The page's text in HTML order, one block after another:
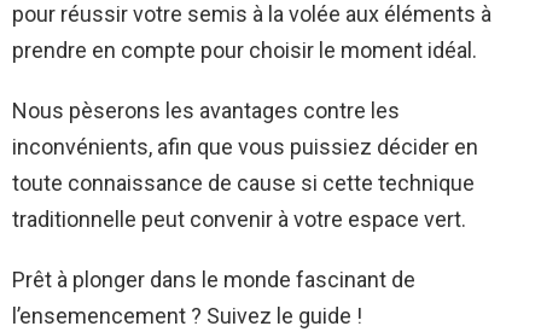
pour réussir votre semis à la volée aux éléments à
prendre en compte pour choisir le moment idéal.
Nous pèserons les avantages contre les
inconvénients, afin que vous puissiez décider en
toute connaissance de cause si cette technique
traditionnelle peut convenir à votre espace vert.
Prêt à plonger dans le monde fascinant de
l’ensemencement ? Suivez le guide !